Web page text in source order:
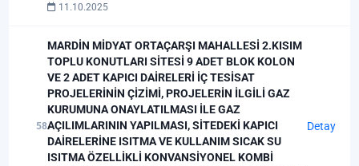
11.10.2025
58
MARDİN MİDYAT ORTAÇARŞI MAHALLESİ 2.KISIM
TOPLU KONUTLARI SİTESİ 9 ADET BLOK KOLON
VE 2 ADET KAPICI DAİRELERİ İÇ TESİSAT
PROJELERİNİN ÇİZİMİ, PROJELERİN İLGİLİ GAZ
KURUMUNA ONAYLATILMASI İLE GAZ
AÇILIMLARININ YAPILMASI, SİTEDEKİ KAPICI
DAİRELERİNE ISITMA VE KULLANIM SICAK SU
ISITMA ÖZELLİKLİ KONVANSİYONEL KOMBİ
Detay